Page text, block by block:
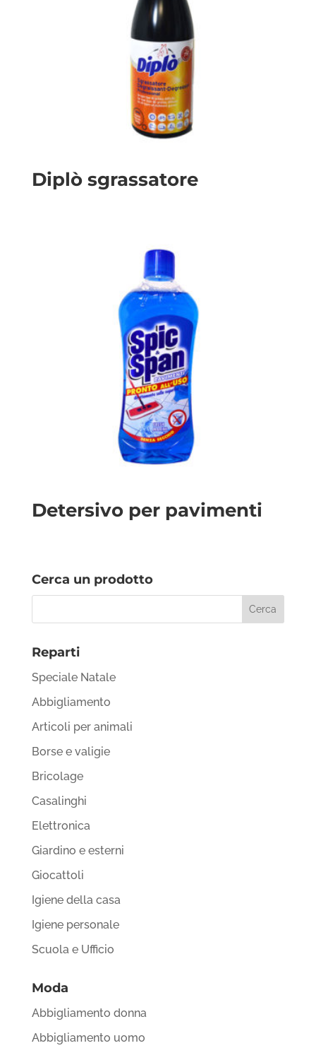
Diplò sgrassatore
Detersivo per pavimenti
Cerca un prodotto
Reparti
Speciale Natale
Abbigliamento
Articoli per animali
Borse e valigie
Bricolage
Casalinghi
Elettronica
Giardino e esterni
Giocattoli
Igiene della casa
Igiene personale
Scuola e Ufficio
Moda
Abbigliamento donna
Abbigliamento uomo